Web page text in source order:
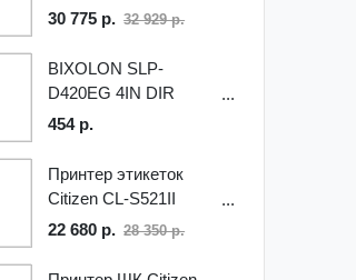
CLS621IINEBXX
30 775 р. 32 929 р.
BIXOLON SLP-
D420EG 4IN DIR
THERM PRNT
454 р.
Принтер этикеток
Citizen CL-S521II
CLS521IINEBXX
22 680 р. 28 350 р.